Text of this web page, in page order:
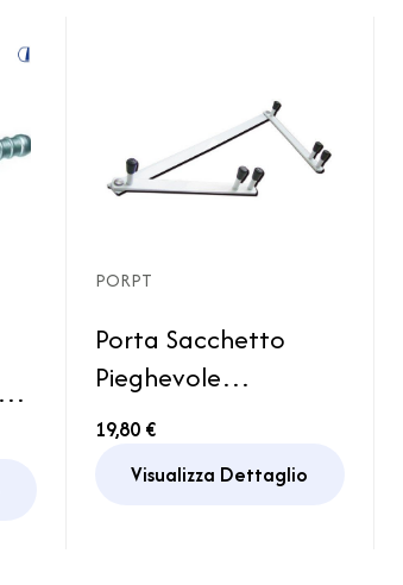
PORPT
Porta Sacchetto
Pieghevole
Pattumiera Camper
19,80 €
Visualizza Dettaglio